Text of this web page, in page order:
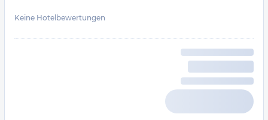
Keine Hotelbewertungen